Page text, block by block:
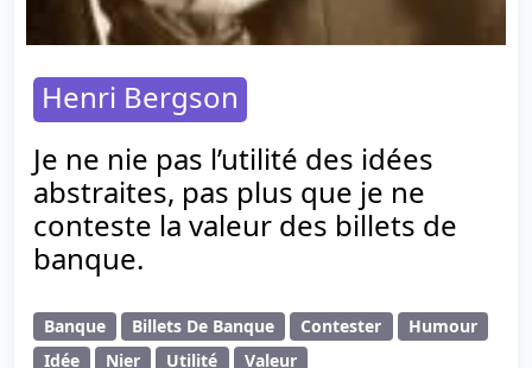
Henri Bergson
Je ne nie pas l’utilité des idées
abstraites, pas plus que je ne
conteste la valeur des billets de
banque.
Banque Billets De Banque Contester
Humour
Idée
Nier Utilité Valeur